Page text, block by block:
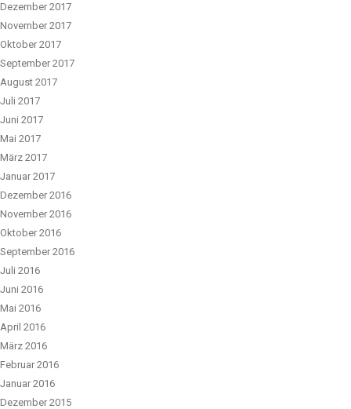
Dezember 2017
November 2017
Oktober 2017
September 2017
August 2017
Juli 2017
Juni 2017
Mai 2017
März 2017
Januar 2017
Dezember 2016
November 2016
Oktober 2016
September 2016
Juli 2016
Juni 2016
Mai 2016
April 2016
März 2016
Februar 2016
Januar 2016
Dezember 2015